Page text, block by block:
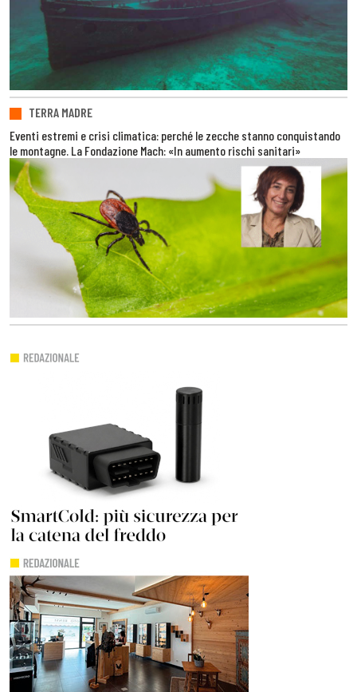
TERRA MADRE
Eventi estremi e crisi climatica: perché le zecche stanno conquistando
le montagne. La Fondazione Mach: «In aumento rischi sanitari»